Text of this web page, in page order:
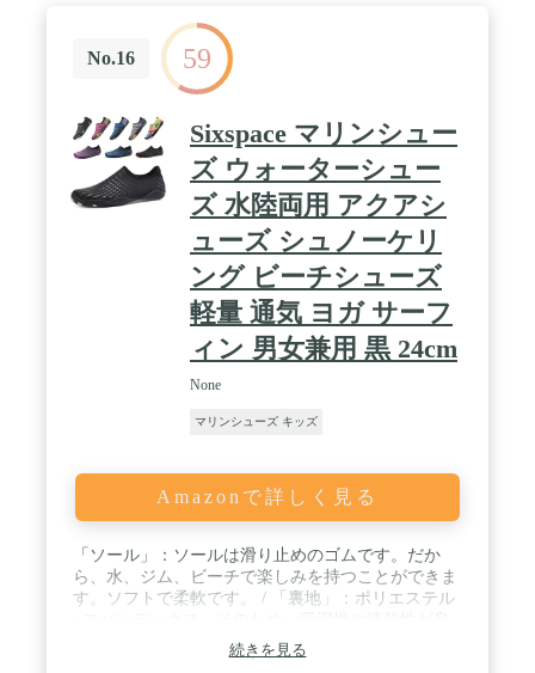
ます。水遊び、海水浴、散歩、お出掛け、アウトド
アシーン、マリンレジャーや川遊び、サンダル、ウ
ォーターパーク、ビーチ、マリンスポーツやダイビ
ング、シュノーケリング、室内スポーツや、ジムな
どでもランニングシューズ、ガーデニング、車の洗
浄など、幅広い分野で使える！
No.16 59
Sixspace マリンシュー
ズ ウォーターシュー
ズ 水陸両用 アクアシ
ューズ シュノーケリ
ング ビーチシューズ
軽量 通気 ヨガ サーフ
ィン 男女兼用 黒 24cm
None
マリンシューズ キッズ
Amazonで詳しく見る
「ソール」：ソールは滑り止めのゴムです。だか
ら、水、ジム、ビーチで楽しみを持つことができま
す。ソフトで柔軟です。 / 「裏地」：ポリエステル
い、足の爽やかさを保てます。 / 「履き心地がい
い」：私たちのマリンシューズのアッパーにはネオ
続きを見る